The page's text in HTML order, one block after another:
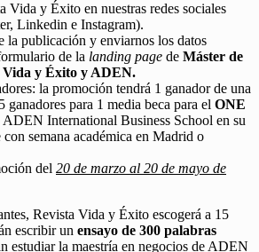
Vida y Éxito en nuestras redes sociales
Linkedin e Instagram).
la publicación y enviarnos los datos
de la landing page de Máster de
Vida y Éxito y ADEN.
la promoción tendrá 1 ganador de una
ganadores para 1 media beca para el ONE
ADEN International Business School en su
semana académica en Madrid o
del 20 de marzo al 20 de mayo de
Revista Vida y Éxito escogerá a 15
escribir un ensayo de 300 palabras
estudiar la maestría en negocios de ADEN